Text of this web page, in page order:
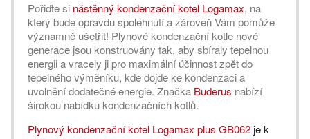
Pořiďte si nástěnný kondenzační kotel Logamax, na
který bude opravdu spolehnutí a zároveň Vám pomůže
významně ušetřit! Plynové kondenzační kotle nové
generace jsou konstruovány tak, aby sbíraly tepelnou
energii a vracely ji pro maximální účinnost zpět do
tepelného výměníku, kde dojde ke kondenzaci a
uvolnění dodatečné energie. Značka Buderus nabízí
širokou nabídku kondenzačních kotlů.
Plynový kondenzační kotel Logamax plus GB062 je k